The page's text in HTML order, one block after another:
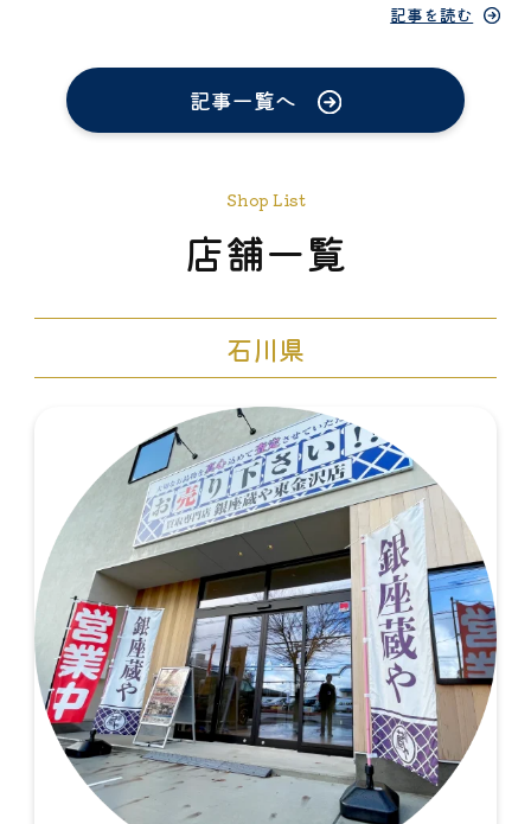
記事を読む
記事一覧へ
Shop List
店舗一覧
石川県